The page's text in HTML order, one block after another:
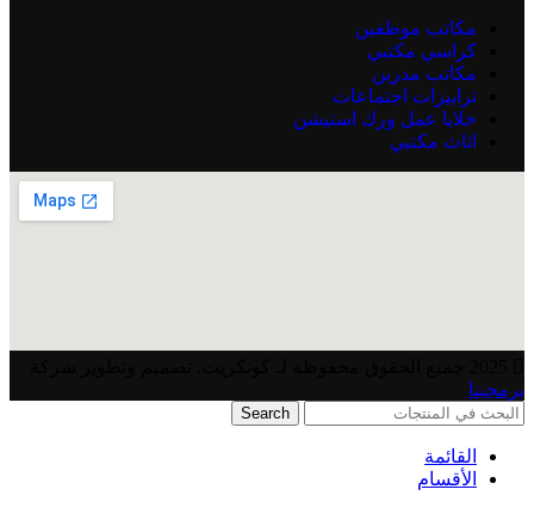
مكاتب موظفين
كراسي مكتبي
مكاتب مدرين
ترابيزات اجتماعات
خلايا عمل ورك استيشن
اثاث مكتبي
برمجينا
Search
القائمة
الأقسام